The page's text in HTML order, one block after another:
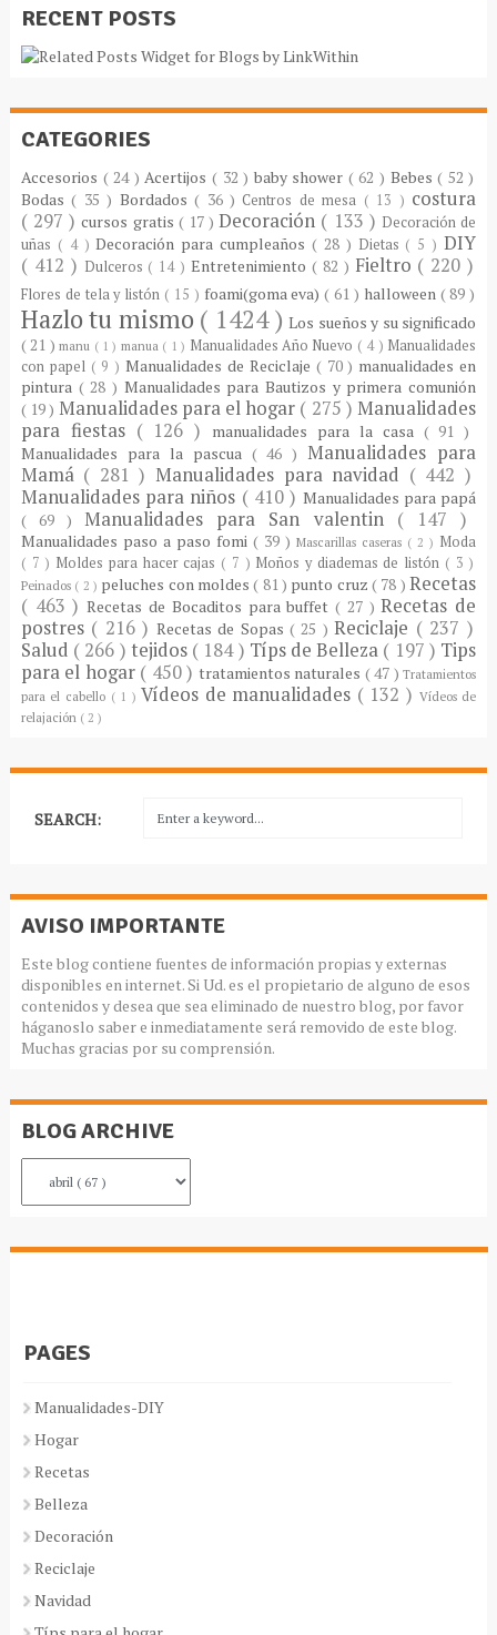
RECENT POSTS
CATEGORIES
Accesorios ( 24 )Acertijos ( 32 ) baby shower ( 62 ) Bebes( 52 )
Bodas( 35 ) Bordados( 36 ) Centros de mesa ( 13 ) costura
( 297 )cursos gratis ( 17 )Decoración ( 133 ) Decoración de
uñas ( 4 )Decoración para cumpleaños( 28 ) Dietas ( 5 )DIY
( 412 ) Dulceros ( 14 )Entretenimiento ( 82 ) Fieltro ( 220 )
Flores de tela y listón ( 15 ) foami(goma eva)( 61 ) halloween ( 89 )
Hazlo tu mismo ( 1424 )Los sueños y su significado
( 21 )manu ( 1 ) manua ( 1 ) Manualidades Año Nuevo ( 4 ) Manualidades
con papel ( 9 )Manualidades de Reciclaje ( 70 ) manualidades en
pintura ( 28 ) Manualidades para Bautizos y primera comunión
( 19 ) Manualidades para el hogar ( 275 )Manualidades
para fiestas ( 126 ) manualidades para la casa ( 91 )
Manualidades para la pascua ( 46 )Manualidades para
Mamá ( 281 ) Manualidades para navidad ( 442 )
Manualidades para niños ( 410 ) Manualidades para papá
( 69 )Manualidades para San valentin ( 147 )
Manualidades paso a paso fomi ( 39 )Mascarillas caseras ( 2 ) Moda
( 7 ) Moldes para hacer cajas ( 7 ) Moños y diademas de listón ( 3 )
Peinados ( 2 ) peluches con moldes( 81 ) punto cruz( 78 )Recetas
( 463 )Recetas de Bocaditos para buffet( 27 )Recetas de
postres ( 216 ) Recetas de Sopas( 25 )Reciclaje ( 237 )
Salud ( 266 ) tejidos ( 184 ) Típs de Belleza ( 197 ) Tips
para el hogar ( 450 ) tratamientos naturales ( 47 )Tratamientos
para el cabello ( 1 ) Vídeos de manualidades ( 132 ) Vídeos de
relajación ( 2 )
SEARCH:
AVISO IMPORTANTE
Este blog contiene fuentes de información propias y externas
disponibles en internet. Si Ud. es el propietario de alguno de esos
contenidos y desea que sea eliminado de nuestro blog, por favor
háganoslo saber e inmediatamente será removido de este blog.
Muchas gracias por su comprensión.
BLOG ARCHIVE
PAGES
Manualidades-DIY
Hogar
Recetas
Belleza
Decoración
Reciclaje
Navidad